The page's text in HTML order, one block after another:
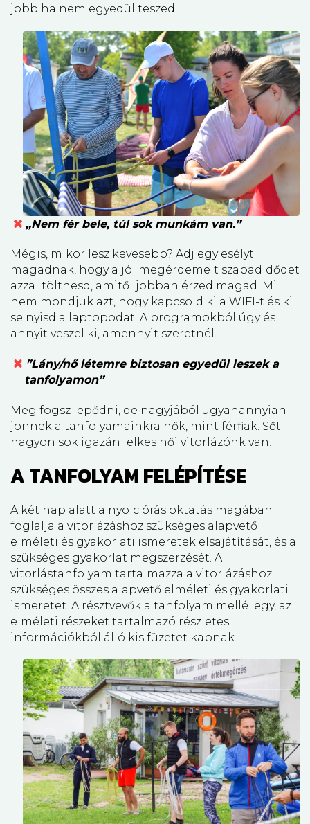
jobb ha nem egyedül teszed.
„Nem fér bele, túl sok munkám van.”
Mégis, mikor lesz kevesebb? Adj egy esélyt
magadnak, hogy a jól megérdemelt szabadidődet
azzal tölthesd, amitől jobban érzed magad. Mi
nem mondjuk azt, hogy kapcsold ki a WIFI-t és ki
se nyisd a laptopodat. A programokból úgy és
annyit veszel ki, amennyit szeretnél.
”Lány/nő létemre biztosan egyedül leszek a
tanfolyamon”
Meg fogsz lepődni, de nagyjából ugyanannyian
jönnek a tanfolyamainkra nők, mint férfiak. Sőt
nagyon sok igazán lelkes női vitorlázónk van!
A TANFOLYAM FELÉPÍTÉSE
A két nap alatt a nyolc órás oktatás magában
foglalja a vitorlázáshoz szükséges alapvető
elméleti és gyakorlati ismeretek elsajátítását, és a
szükséges gyakorlat megszerzését. A
vitorlástanfolyam tartalmazza a vitorlázáshoz
szükséges összes alapvető elméleti és gyakorlati
ismeretet. A résztvevők a tanfolyam mellé egy, az
elméleti részeket tartalmazó részletes
információkból álló kis füzetet kapnak.